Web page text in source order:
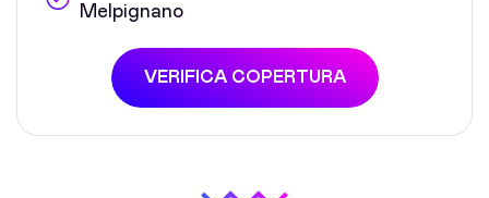
Melpignano
VERIFICA COPERTURA